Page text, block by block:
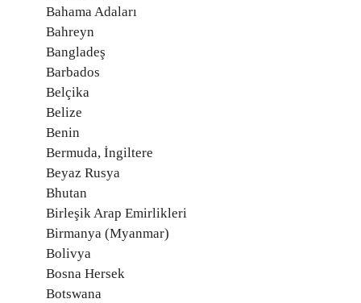
Bahama Adaları
Bahreyn
Bangladeş
Barbados
Belçika
Belize
Benin
Bermuda, İngiltere
Beyaz Rusya
Bhutan
Birleşik Arap Emirlikleri
Birmanya (Myanmar)
Bolivya
Bosna Hersek
Botswana